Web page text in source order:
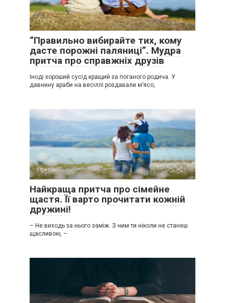
Притчі 0
“Правильно вибирайте тих, кому
дасте порожні паляниці”. Мудра
притча про справжніх друзів
Іноді хороший сусід кращий за поганого родича. У
давнину араби на весіллі роздавали м’ясо,
Притчі 0
Найкраща притча про сімейне
щастя. Її варто прочитати кожній
дружині!
– Не виходь за нього заміж. З ним ти ніколи не станеш
щасливою, –